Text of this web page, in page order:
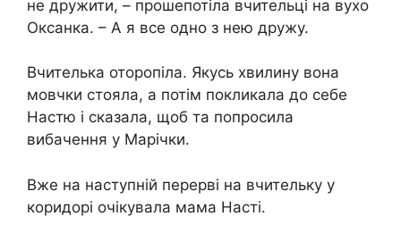
не дружити, – прошепотіла вчительці на вухо
Оксанка. – А я все одно з нею дружу.
Вчителька оторопіла. Якусь хвилину вона
мовчки стояла, а потім покликала до себе
Настю і сказала, щоб та попросила
вибачення у Марічки.
Вже на наступній перерві на вчительку у
коридорі очікувала мама Насті.